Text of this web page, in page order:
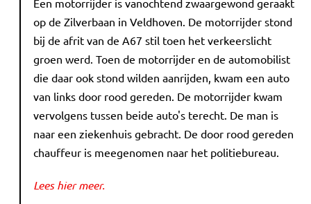
Een motorrijder is vanochtend zwaargewond geraakt
op de Zilverbaan in Veldhoven. De motorrijder stond
bij de afrit van de A67 stil toen het verkeerslicht
groen werd. Toen de motorrijder en de automobilist
die daar ook stond wilden aanrijden, kwam een auto
van links door rood gereden. De motorrijder kwam
vervolgens tussen beide auto's terecht. De man is
naar een ziekenhuis gebracht. De door rood gereden
chauffeur is meegenomen naar het politiebureau.
Lees hier meer.